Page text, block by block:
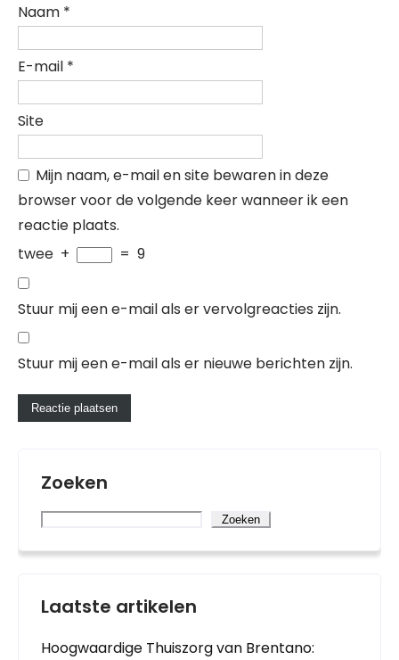
Naam *
E-mail *
Site
Mijn naam, e-mail en site bewaren in deze
browser voor de volgende keer wanneer ik een
reactie plaats.
twee + = 9
Stuur mij een e-mail als er vervolgreacties zijn.
Stuur mij een e-mail als er nieuwe berichten zijn.
Zoeken
Zoeken
Laatste artikelen
Hoogwaardige Thuiszorg van Brentano: